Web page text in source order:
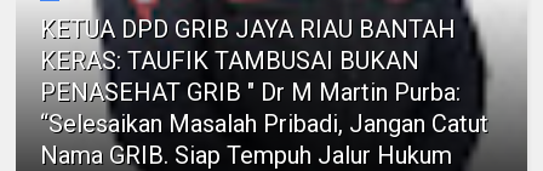
KETUA DPD GRIB JAYA RIAU BANTAH
KERAS: TAUFIK TAMBUSAI BUKAN
PENASEHAT GRIB " Dr M Martin Purba:
“Selesaikan Masalah Pribadi, Jangan Catut
Nama GRIB. Siap Tempuh Jalur Hukum